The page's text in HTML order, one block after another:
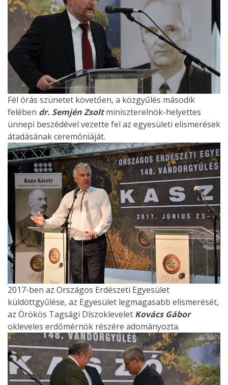
Fél órás szünetet követően, a közgyűlés második
felében dr. Semjén Zsoltminiszterelnök-helyettes
ünnepi beszédével vezette fel az egyesületi elismerések
átadásának ceremóniáját.
2017-ben az Országos Erdészeti Egyesület
küldöttgyűlése, az Egyesület legmagasabb elismerését,
az Örökös Tagsági Díszoklevelet Kovács Gábor
okleveles erdőmérnök részére adományozta.